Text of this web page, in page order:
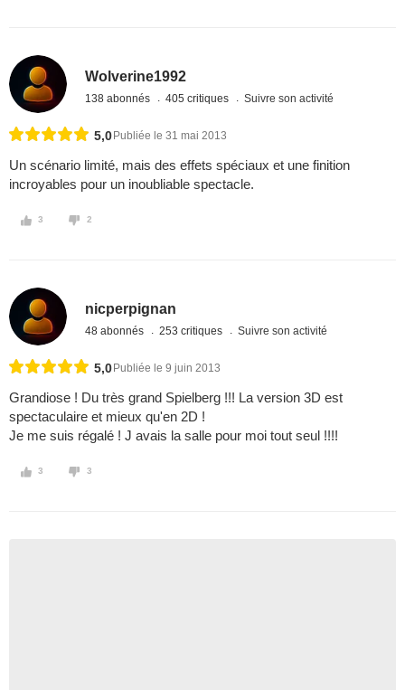
Wolverine1992
138 abonnés 405 critiques Suivre son activité
5,0 Publiée le 31 mai 2013
Un scénario limité, mais des effets spéciaux et une finition
incroyables pour un inoubliable spectacle.
3 2
nicperpignan
48 abonnés 253 critiques Suivre son activité
5,0 Publiée le 9 juin 2013
Grandiose ! Du très grand Spielberg !!! La version 3D est
spectaculaire et mieux qu'en 2D !
Je me suis régalé ! J avais la salle pour moi tout seul !!!!
3 3